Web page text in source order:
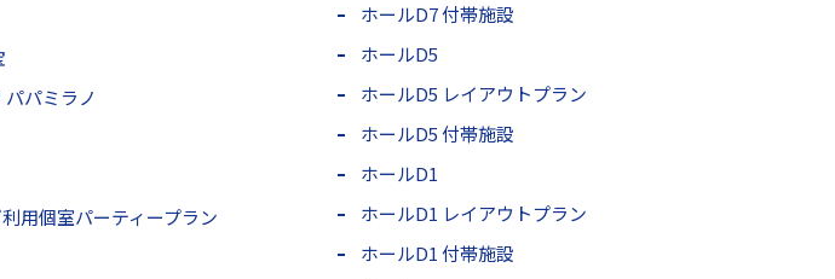
パミラノ
用個室パーティープラン
ホールD7 付帯施設
ホールD5
ホールD5 レイアウトプラン
ホールD5 付帯施設
ホールD1
ホールD1 レイアウトプラン
ホールD1 付帯施設